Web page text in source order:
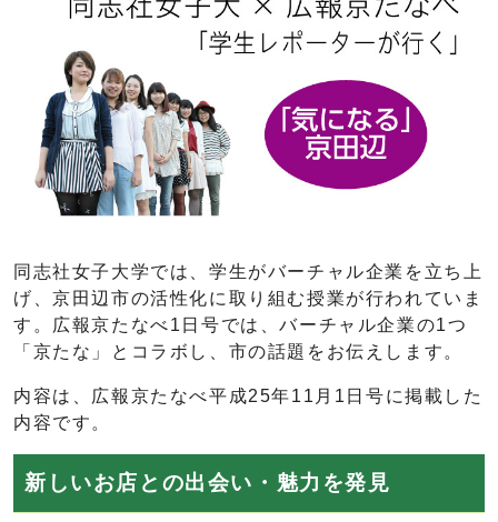
同志社女子大学では、学生がバーチャル企業を立ち上
げ、京田辺市の活性化に取り組む授業が行われていま
す。広報京たなべ1日号では、バーチャル企業の1つ
「京たな」とコラボし、市の話題をお伝えします。
内容は、広報京たなべ平成25年11月1日号に掲載した
内容です。
新しいお店との出会い・魅力を発見